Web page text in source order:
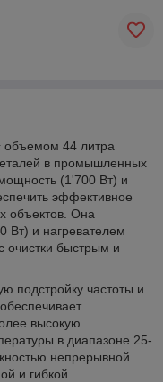
объемом 44 литра
в промышленных
(1'700 Вт) и
эффективное
объектов. Она
и нагревателем
очистки быстрым и
подстройку частоты и
высокую
в диапазоне 25-
непрерывной
и гибкой.